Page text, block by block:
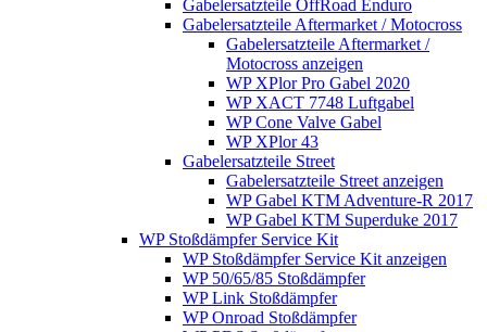
Gabelersatzteile OffRoad Enduro
Gabelersatzteile Aftermarket / Motocross
Gabelersatzteile Aftermarket /
Motocross anzeigen
WP XPlor Pro Gabel 2020
WP XACT 7748 Luftgabel
WP Cone Valve Gabel
WP XPlor 43
Gabelersatzteile Street
Gabelersatzteile Street anzeigen
WP Gabel KTM Adventure-R 2017
WP Gabel KTM Superduke 2017
WP Stoßdämpfer Service Kit
WP Stoßdämpfer Service Kit anzeigen
WP 50/65/85 Stoßdämpfer
WP Link Stoßdämpfer
WP Onroad Stoßdämpfer